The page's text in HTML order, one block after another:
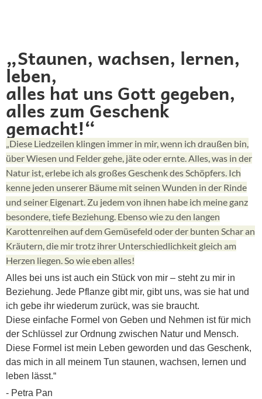
„Staunen, wachsen, lernen,
leben,
alles hat uns Gott gegeben,
alles zum Geschenk
gemacht!“
„Diese Liedzeilen klingen immer in mir, wenn ich draußen bin,
über Wiesen und Felder gehe, jäte oder ernte. Alles, was in der
Natur ist, erlebe ich als großes Geschenk des Schöpfers. Ich
kenne jeden unserer Bäume mit seinen Wunden in der Rinde
und seiner Eigenart. Zu jedem von ihnen habe ich meine ganz
besondere, tiefe Beziehung. Ebenso wie zu den langen
Karottenreihen auf dem Gemüsefeld oder der bunten Schar an
Kräutern, die mir trotz ihrer Unterschiedlichkeit gleich am
Herzen liegen. So wie eben alles!
Alles bei uns ist auch ein Stück von mir – steht zu mir in
Beziehung. Jede Pflanze gibt mir, gibt uns, was sie hat und
ich gebe ihr wiederum zurück, was sie braucht.
Diese einfache Formel von Geben und Nehmen ist für mich
der Schlüssel zur Ordnung zwischen Natur und Mensch.
Diese Formel ist mein Leben geworden und das Geschenk,
das mich in all meinem Tun staunen, wachsen, lernen und
leben lässt.“
- Petra Pan